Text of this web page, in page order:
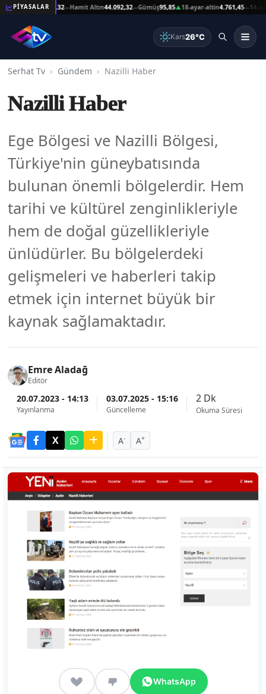
PİYASALAR
Altın44.092,32 Hamit Altın44.092,32—Gümüş95,85▲18-ayar-altin4.761,45—14-ayar-
Kars26°C
Serhat Tv Gündem Nazilli Haber
Nazilli Haber
Ege Bölgesi ve Nazilli Bölgesi,
Türkiye'nin güneybatısında
bulunan önemli bölgelerdir. Hem
tarihi ve kültürel zenginlikleriyle
hem de doğal güzellikleriyle
ünlüdürler. Bu bölgelerdeki
gelişmeleri ve haberleri takip
etmek için internet büyük bir
kaynak sağlamaktadır.
Emre Aladağ
Editör
20.07.2023 - 14:13
Yayınlanma
03.07.2025 - 15:16
Güncelleme
2 Dk
Okuma Süresi
A- A+
WhatsApp